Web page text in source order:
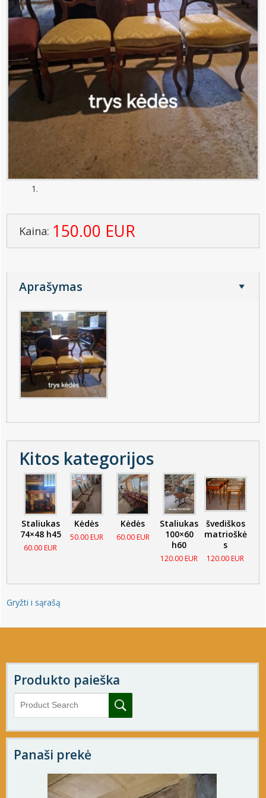
Kaina: 150.00 EUR
Aprašymas
Kitos kategorijos
Staliukas
74×48 h45
60.00 EUR
Kėdės
50.00 EUR
Kėdės
60.00 EUR
Staliukas
100×60
h60
120.00 EUR
švediškos
matrioškė
s
120.00 EUR
Gryžti i sąrašą
Produkto paieška
Panaši prekė